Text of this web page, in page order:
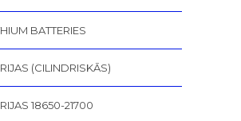
BATTERIES
(CILINDRISKĀS)
18650-21700